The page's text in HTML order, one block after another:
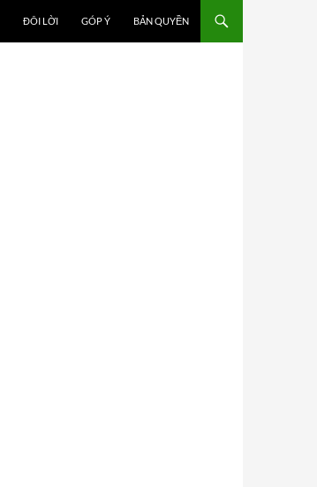
ĐÔI LỜI GÓP Ý BẢN QUYỀN